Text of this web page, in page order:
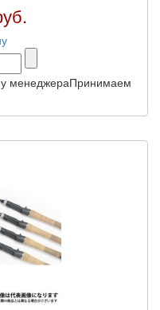
у менеджераПринимаем